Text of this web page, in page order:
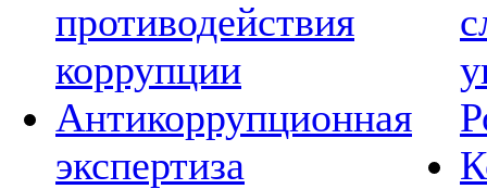
противодействия
коррупции
Антикоррупционная
экспертиза